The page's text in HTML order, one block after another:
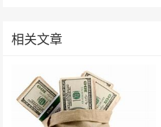
相关文章